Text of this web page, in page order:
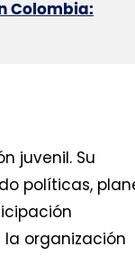
Colombia:
juvenil. Su
políticas,
organización